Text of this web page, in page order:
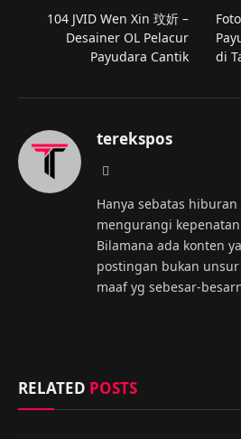
104 JVID Wen Xin 玟妡 –
Desainer OL Pelacur
Payudara Cantik
di
terekspos
Hanya sebatas
mengurangi
Bilamana ada konten
postingan bukan
maaf yg sebesar-
RELATED POSTS